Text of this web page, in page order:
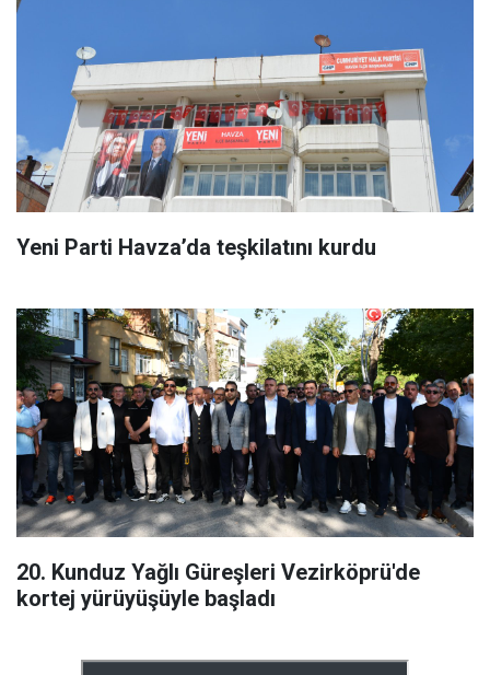
Yeni Parti Havza’da teşkilatını kurdu
20. Kunduz Yağlı Güreşleri Vezirköprü'de
kortej yürüyüşüyle başladı